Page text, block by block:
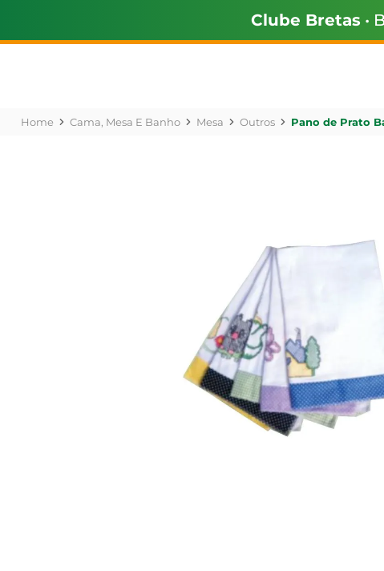
Clube Bretas •
Cama, Mesa E Banho Mesa Outros Pano de Prato